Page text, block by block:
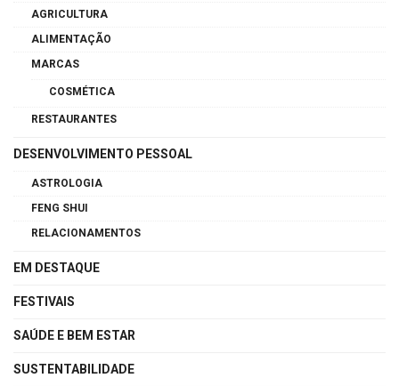
AGRICULTURA
ALIMENTAÇÃO
MARCAS
COSMÉTICA
RESTAURANTES
DESENVOLVIMENTO PESSOAL
ASTROLOGIA
FENG SHUI
RELACIONAMENTOS
EM DESTAQUE
FESTIVAIS
SAÚDE E BEM ESTAR
SUSTENTABILIDADE